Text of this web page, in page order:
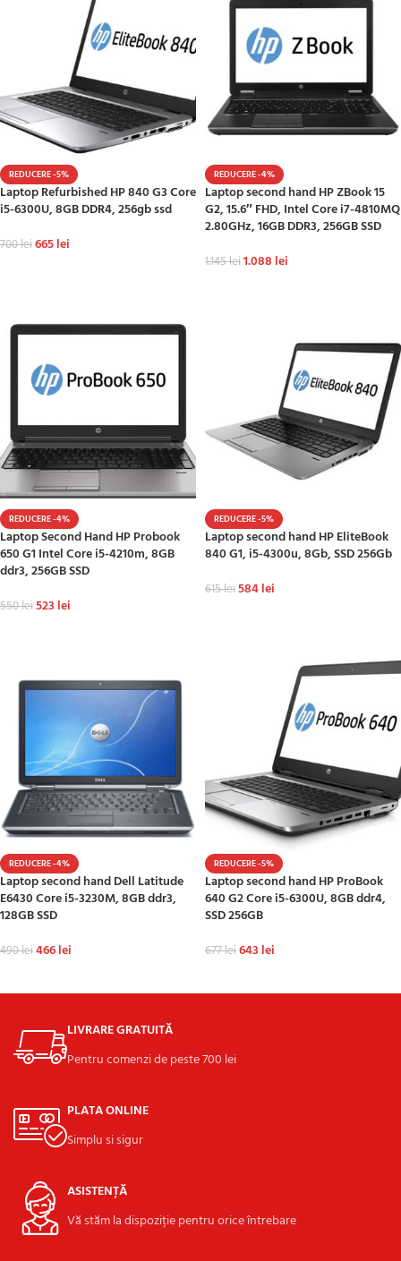
REDUCERE -5%
Laptop Refurbished HP 840 G3 Core
i5-6300U, 8GB DDR4, 256gb ssd
700lei665lei
REDUCERE -4%
Laptop second hand HP ZBook 15
G2, 15.6″ FHD, Intel Core i7-4810MQ
2.80GHz, 16GB DDR3, 256GB SSD
1.145lei1.088 lei
REDUCERE -4%
Laptop Second Hand HP Probook
650 G1 Intel Core i5-4210m, 8GB
ddr3, 256GB SSD
550lei523 lei
REDUCERE -5%
Laptop second hand HP EliteBook
840 G1, i5-4300u, 8Gb, SSD 256Gb
615lei584lei
REDUCERE -4%
Laptop second hand Dell Latitude
E6430 Core i5-3230M, 8GB ddr3,
128GB SSD
490lei466lei
REDUCERE -5%
Laptop second hand HP ProBook
640 G2 Core i5-6300U, 8GB ddr4,
SSD 256GB
677lei643 lei
LIVRARE GRATUITĂ
Pentru comenzi de peste 700 lei
PLATA ONLINE
Simplu si sigur
ASISTENȚĂ
Vă stăm la dispoziție pentru orice întrebare